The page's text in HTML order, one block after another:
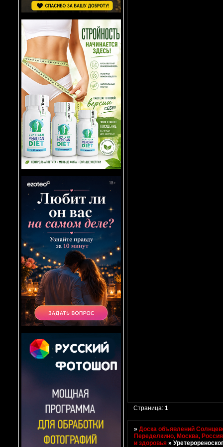
Страница:1
»Доска объявлений
Переделкино, Москва, Россия
и здоровья »